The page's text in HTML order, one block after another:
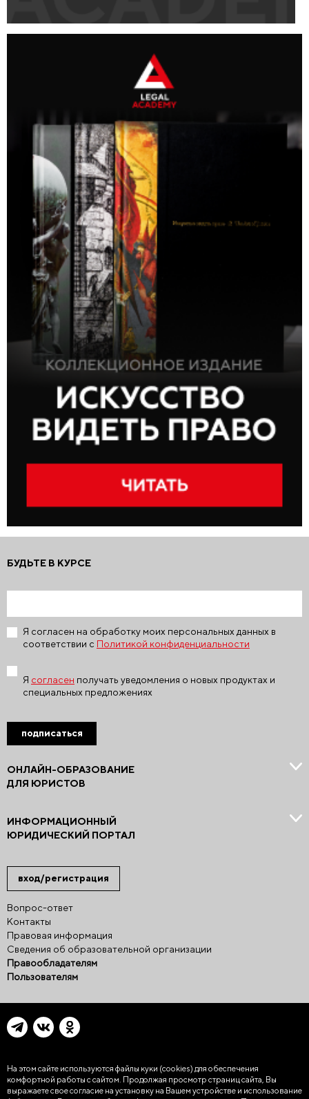
вход/регистрация
Вопрос-ответ
Контакты
Правовая информация
Сведения об образовательной организации
Правообладателям
Пользователям
ОНЛАЙН-ОБРАЗОВАНИЕ
ДЛЯ ЮРИСТОВ
ИНФОРМАЦИОННЫЙ
ЮРИДИЧЕСКИЙ ПОРТАЛ
БУДЬТЕ В КУРСЕ
Я согласен на обработку моих персональных данных в
соответствии с Политикой конфиденциальности
Я согласен получать уведомления о новых продуктах и
специальных предложениях
подписаться
На этом сайте используются файлы куки (cookies) для обеспечения
комфортной работы с сайтом. Продолжая просмотр страниц сайта, Вы
выражаете свое согласие на установку на Вашем устройстве и использование